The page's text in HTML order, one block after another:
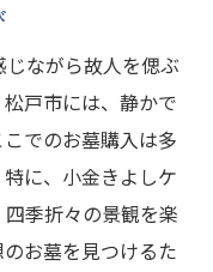
ながら故人を偲ぶ
戸市には、静かで
でのお墓購入は多
に、小金きよしケ
季折々の景観を楽
お墓を見つけるた